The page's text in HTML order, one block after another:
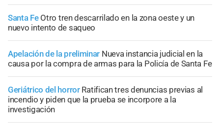
Santa Fe Otro tren descarrilado en la zona oeste y un
nuevo intento de saqueo
Apelación de la preliminar Nueva instancia judicial en la
causa por la compra de armas para la Policía de Santa Fe
Geriátrico del horror Ratifican tres denuncias previas al
incendio y piden que la prueba se incorpore a la
investigación